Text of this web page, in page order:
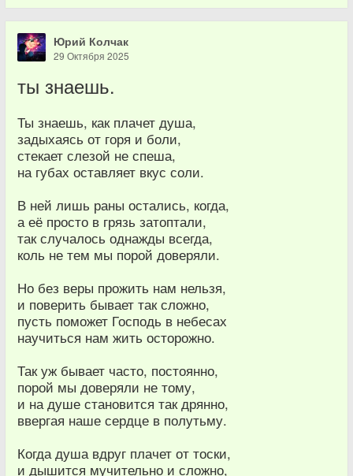
Юрий Колчак
29 Октября 2025
ты знаешь.
Ты знаешь, как плачет душа,
задыхаясь от горя и боли,
стекает слезой не спеша,
на губах оставляет вкус соли.
В ней лишь раны остались, когда,
а её просто в грязь затоптали,
так случалось однажды всегда,
коль не тем мы порой доверяли.
Но без веры прожить нам нельзя,
и поверить бывает так сложно,
пусть поможет Господь в небесах
научиться нам жить осторожно.
Так уж бывает часто, постоянно,
порой мы доверяли не тому,
и на душе становится так дрянно,
ввергая наше сердце в полутьму.
Когда душа вдруг плачет от тоски,
и дышится мучительно и сложно,